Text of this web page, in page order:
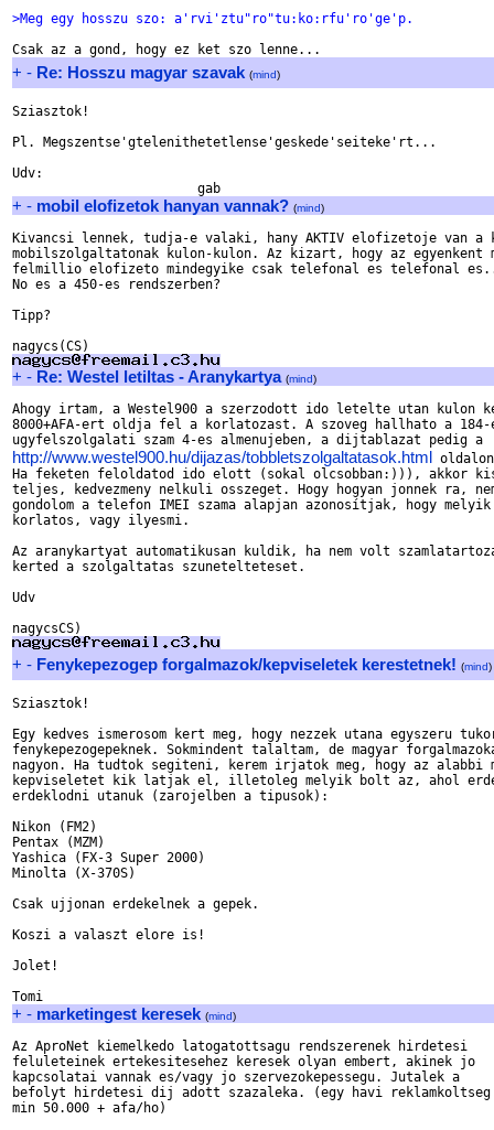
>Meg egy hosszu szo: a'rvi'ztu"ro"tu:ko:rfu'ro'ge'p.
+ - Re: Hosszu magyar szavak (mind)
Sziasztok!
Pl. Megszentse'gtelenithetetlense'geskede'seiteke'rt...
Udv:
+ - mobil elofizetok hanyan vannak? (mind)
Kivancsi lennek, tudja-e valaki, hany AKTIV elofizetoje van a
mobilszolgaltatonak kulon-kulon. Az kizart, hogy az egyenkent
felmillio elofizeto mindegyike csak telefonal es telefonal
No es a 450-es rendszerben?
Tipp?
+ - Re: Westel letiltas - Aranykartya (mind)
Ahogy irtam, a Westel900 a szerzodott ido letelte utan kulon
8000+AFA-ert oldja fel a korlatozast. A szoveg hallhato a 184-
http://www.westel900.hu/dijazas/tobbletszolgaltatasok.html
Ha feketen feloldatod ido elott (sokal olcsobban:))), akkor
teljes, kedvezmeny nelkuli osszeget. Hogy hogyan jonnek ra,
gondolom a telefon IMEI szama alapjan azonosítjak, hogy
korlatos, vagy ilyesmi.
Az aranykartyat automatikusan kuldik, ha nem volt
kerted a szolgaltatas szunetelteteset.
Udv
+ - Fenykepezogep forgalmazok/kepviseletek kerestetnek! (mind)
Sziasztok!
Egy kedves ismerosom kert meg, hogy nezzek utana egyszeru
fenykepezogepeknek. Sokmindent talaltam, de magyar
nagyon. Ha tudtok segiteni, kerem irjatok meg, hogy az alabbi
kepviseletet kik latjak el, illetoleg melyik bolt az, ahol
erdeklodni utanuk (zarojelben a tipusok):
Nikon (FM2)
Pentax (MZM)
Yashica (FX-3 Super 2000)
Minolta (X-370S)
Csak ujjonan erdekelnek a gepek.
Koszi a valaszt elore is!
Jolet!
+ - marketingest keresek (mind)
Az AproNet kiemelkedo latogatottsagu rendszerenek hirdetesi
feluleteinek ertekesitesehez keresek olyan embert, akinek jo
kapcsolatai vannak es/vagy jo szervezokepessegu. Jutalek a
befolyt hirdetesi dij adott szazaleka. (egy havi
min 50.000 + afa/ho)